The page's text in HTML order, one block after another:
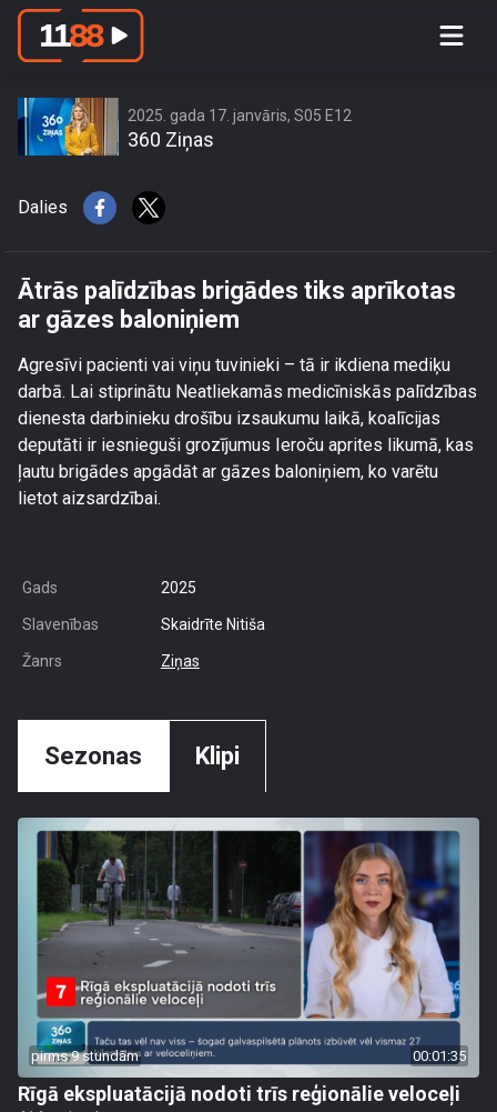
Ātrās palīdzības brigādes tiks
2025. gada 17. janvāris, S05 E12
360 Ziņas
Dalies
Ātrās palīdzības brigādes tiks aprīkotas
ar gāzes baloniņiem
Agresīvi pacienti vai viņu tuvinieki – tā ir ikdiena mediķu
darbā. Lai stiprinātu Neatliekamās medicīniskās palīdzības
dienesta darbinieku drošību izsaukumu laikā, koalīcijas
deputāti ir iesnieguši grozījumus Ieroču aprites likumā, kas
ļautu brigādes apgādāt ar gāzes baloniņiem, ko varētu
lietot aizsardzībai.
Gads 2025
Slavenības Skaidrīte Nitiša
Žanrs Ziņas
Sezonas Klipi
pirms 9 stundām 00:01:35
Rīgā ekspluatācijā nodoti trīs reģionālie veloceļi